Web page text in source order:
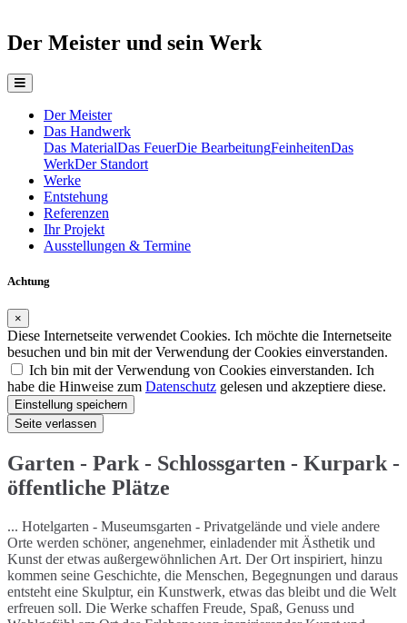
Der Meister und sein Werk
Der Meister
Das Handwerk
Das MaterialDas FeuerDie BearbeitungFeinheitenDas
WerkDer Standort
Werke
Entstehung
Referenzen
Ihr Projekt
Ausstellungen & Termine
Achtung
×
Diese Internetseite verwendet Cookies. Ich möchte die Internetseite
besuchen und bin mit der Verwendung der Cookies einverstanden.
Ich bin mit der Verwendung von Cookies einverstanden. Ich
habe die Hinweise zum Datenschutz gelesen und akzeptiere diese.
Einstellung speichern
Seite verlassen
Garten - Park - Schlossgarten - Kurpark -
öffentliche Plätze
... Hotelgarten - Museumsgarten - Privatgelände und viele andere
Orte werden schöner, angenehmer, einladender mit Ästhetik und
Kunst der etwas außergewöhnlichen Art. Der Ort inspiriert, hinzu
kommen seine Geschichte, die Menschen, Begegnungen und daraus
entsteht eine Skulptur, ein Kunstwerk, etwas das bleibt und die Welt
erfreuen soll. Die Werke schaffen Freude, Spaß, Genuss und